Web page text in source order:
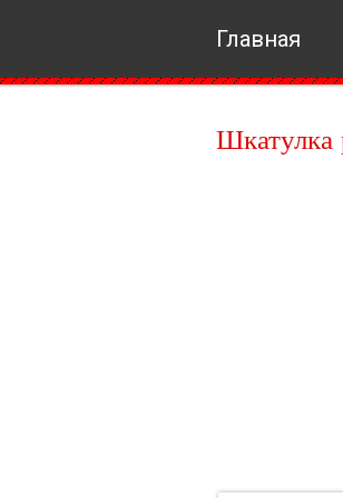
Главная
Шкатулка